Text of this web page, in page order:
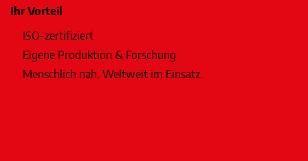
Ihr Vorteil
ISO-zertifiziert
Eigene Produktion & Forschung
Menschlich nah. Weltweit im Einsatz.